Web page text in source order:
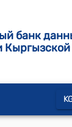
банк